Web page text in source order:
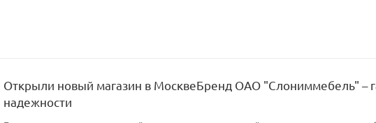
Открыли новый магазин в МосквеБренд ОАО "Слониммебель" –
надежности